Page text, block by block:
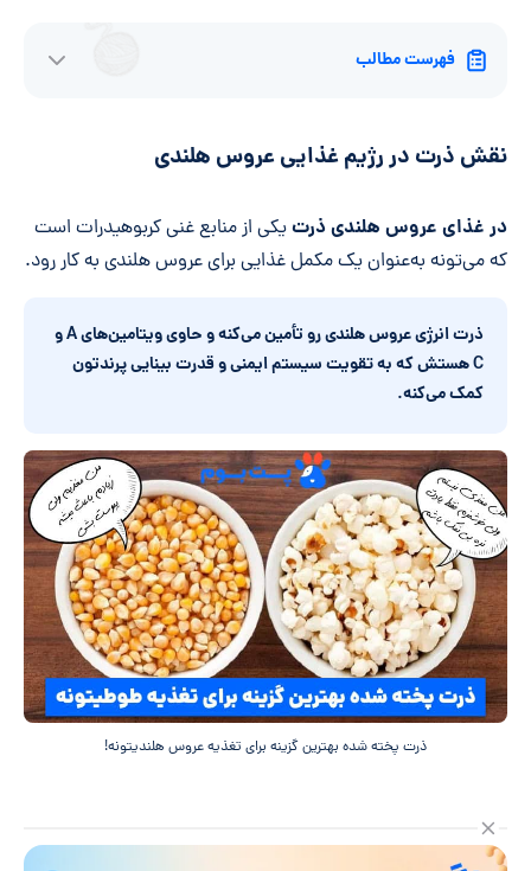
فهرست مطالب
نقش ذرت در رژیم غذایی عروس هلندی
در غذای عروس هلندی ذرتیکی از منابع غنی کربوهیدرات است
که می‌تونه به‌عنوان یک مکمل غذایی برای عروس هلندی به کار رود.
ذرت انرژی عروس هلندی رو تأمین میکنه و حاوی ویتامینهایAو
Cهستش که به تقویت سیستم ایمنی و قدرت بینایی پرندتون
کمک میکنه.
ذرت پخته شده بهترین گزینه برای تغذیه عروس هلندیتونه!